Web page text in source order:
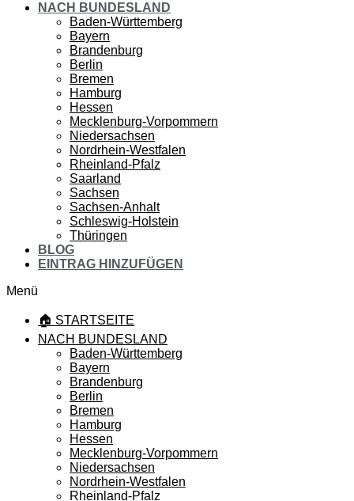
NACH BUNDESLAND
Baden-Württemberg
Bayern
Brandenburg
Berlin
Bremen
Hamburg
Hessen
Mecklenburg-Vorpommern
Niedersachsen
Nordrhein-Westfalen
Rheinland-Pfalz
Saarland
Sachsen
Sachsen-Anhalt
Schleswig-Holstein
Thüringen
BLOG
EINTRAG HINZUFÜGEN
Menü
🏠 STARTSEITE
NACH BUNDESLAND
Baden-Württemberg
Bayern
Brandenburg
Berlin
Bremen
Hamburg
Hessen
Mecklenburg-Vorpommern
Niedersachsen
Nordrhein-Westfalen
Rheinland-Pfalz